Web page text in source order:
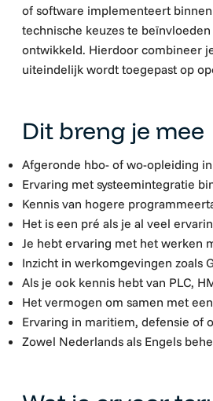
of software implementeert
technische keuzes te
ontwikkeld. Hierdoor combineer
uiteindelijk wordt toegepast op
Dit breng je mee
Afgeronde hbo- of wo-opleiding
Ervaring met systeemintegratie
Kennis van hogere
Het is een pré als je al veel
Je hebt ervaring met het werken
Inzicht in werkomgevingen zoals
Als je ook kennis hebt van PLC,
Het vermogen om samen met
Ervaring in maritiem, defensie of
Zowel Nederlands als Engels